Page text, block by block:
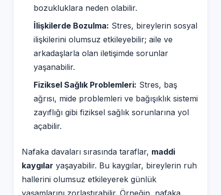
bozukluklara neden olabilir.
İlişkilerde Bozulma: Stres, bireylerin sosyal
ilişkilerini olumsuz etkileyebilir; aile ve
arkadaşlarla olan iletişimde sorunlar
yaşanabilir.
Fiziksel Sağlık Problemleri: Stres, baş
ağrısı, mide problemleri ve bağışıklık sistemi
zayıflığı gibi fiziksel sağlık sorunlarına yol
açabilir.
Nafaka davaları sırasında taraflar, maddi
kaygılar yaşayabilir. Bu kaygılar, bireylerin ruh
hallerini olumsuz etkileyerek günlük